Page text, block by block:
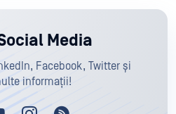
Media
Facebook, Twitter și
informații!